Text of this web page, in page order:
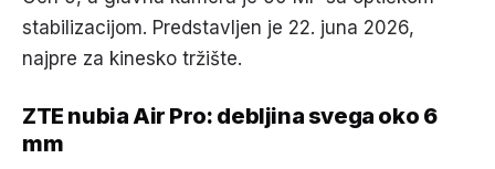
stabilizacijom. Predstavljen je 22. juna 2026,
najpre za kinesko tržište.
ZTE nubia Air Pro: debljina svega oko 6
mm